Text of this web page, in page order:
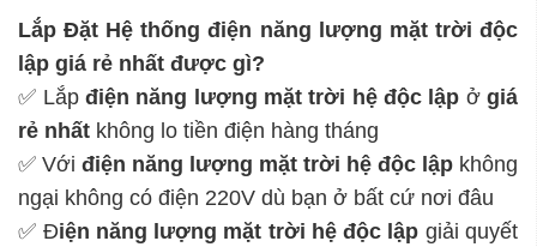
Lắp Đặt Hệ thống điện năng lượng mặt trời độc
lập giá rẻ nhất được gì?
✅ Lắp điện năng lượng mặt trời hệ độc lập ởgiá
rẻ nhất không lo tiền điện hàng tháng
✅ Với điện năng lượng mặt trời hệ độc lập không
ngại không có điện 220V dù bạn ở bất cứ nơi đâu
✅ Điện năng lượng mặt trời hệ độc lập giải quyết